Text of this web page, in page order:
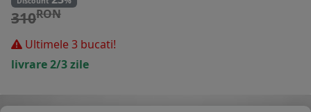
310RON
Ultimele 3 bucati!
livrare 2/3 zile